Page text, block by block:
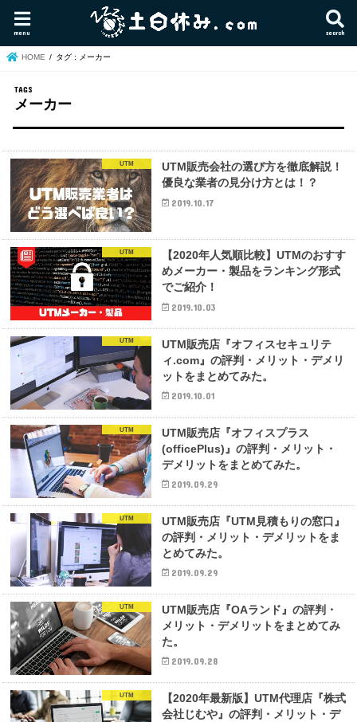
search
menu
HOME タグ : メーカー
メーカー
UTM
UTM販売会社の選び方を徹底解説！
優良な業者の見分け方とは！？
2019.10.17
UTM
【2020年人気順比較】UTMのおすす
めメーカー・製品をランキング形式
でご紹介！
2019.10.03
UTM
UTM販売店『オフィスセキュリテ
ィ.com』の評判・メリット・デメリ
ットをまとめてみた。
2019.10.01
UTM
UTM販売店『オフィスプラス
(officePlus)』の評判・メリット・
デメリットをまとめてみた。
2019.09.29
UTM
UTM販売店『UTM見積もりの窓口』
の評判・メリット・デメリットをま
とめてみた。
2019.09.29
UTM
UTM販売店『OAランド』の評判・
メリット・デメリットをまとめてみ
た。
2019.09.28
UTM
【2020年最新版】UTM代理店『株式
会社じむや』の評判・メリット・デ